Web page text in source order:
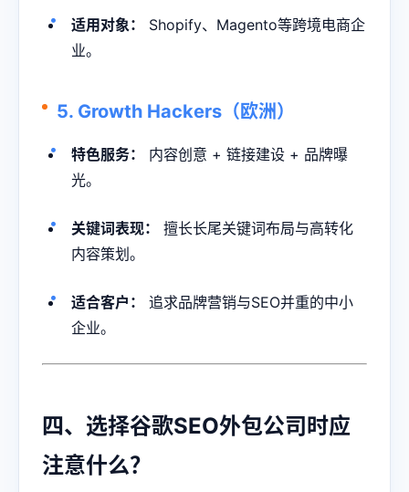
适用对象：
Shopify、Magento等跨境电商企
业。
5. Growth Hackers（欧洲）
特色服务：
内容创意 + 链接建设 + 品牌曝
光。
关键词表现：
擅长长尾关键词布局与高转化
内容策划。
适合客户：
追求品牌营销与SEO并重的中小
企业。
四、选择谷歌SEO外包公司时应
注意什么？